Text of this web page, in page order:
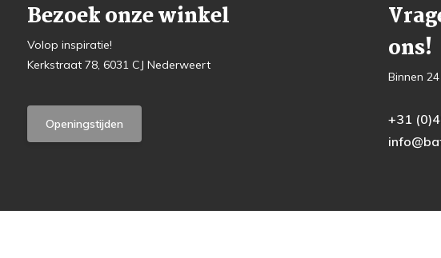
Bezoek onze winkel
Volop inspiratie!
Kerkstraat 78, 6031 CJ Nederweert
Openingstijden
ons!
Binnen
+31